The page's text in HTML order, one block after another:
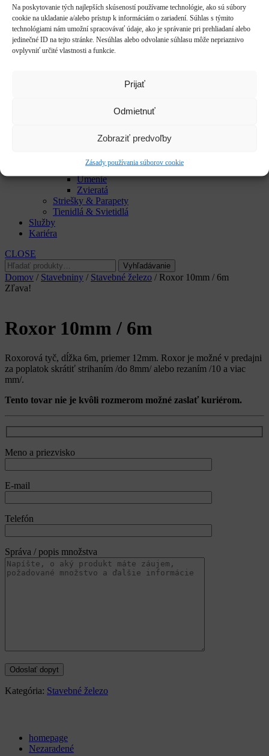
Na poskytovanie tých najlepších skúseností používame technológie, ako sú súbory
cookie na ukladanie a/alebo prístup k informáciám o zariadení. Súhlas s týmito
technológiami nám umožní spracovávať údaje, ako je správanie pri prehliadaní alebo
jedinečné ID na tejto stránke. Nesúhlas alebo odvolanie súhlasu môže nepriaznivo
ovplyvniť určité vlastnosti a funkcie.
Prijať
Odmietnuť
Zobraziť predvoľby
Zásady používania súborov cookie
Krby & ohniská
Krbové doplnky
Kvetináče & Záhony
Kovové kvetináče
CLASSIC
Vyvýšené záhony
Anjeli & Sv. sochy
Japonsko
Rôzne
Umenie
Zvieratá
Striešky & Parapety
Tienidlá & Svietidlá
Služby
Kariéra
CLOSE
Hľadať:
Vyhľadávanie
Domov / Stavebniny / Stavebné železo / Roxor 10mm / 6m
Zľava!
Roxor 10mm / 6m
Roxorová tyč, dĺžka 6m, priemer 12mm. Roxor je možné v predajni
za poplatok skrátiť strihaním /do 8mm/ alebo rezaním /10 a viac
mm/.
Tento tovar nie je kvôli rozmerom možné zaslať kuriérom.
Meno a priezvisko
E-mail
Telefón
Správa / popis množstva
Kategória: Stavebné železo
homepage
Nezaradené